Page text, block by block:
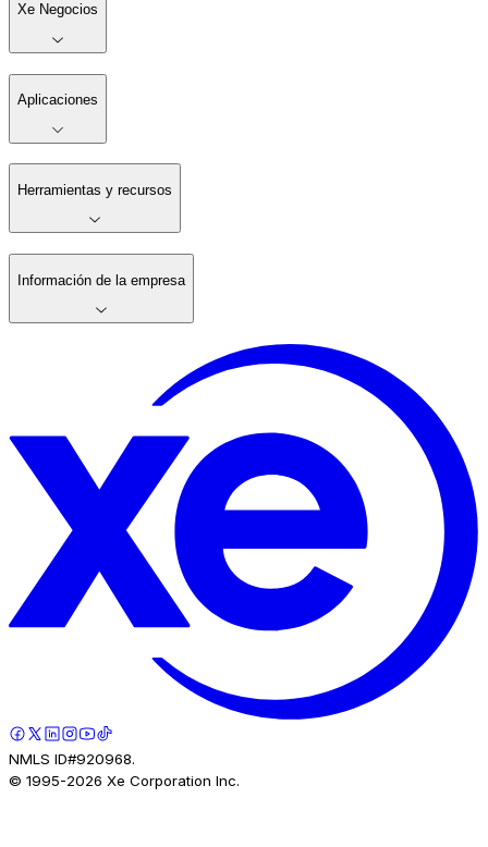
Xe Negocios
Aplicaciones
Herramientas y recursos
Información de la empresa
NMLS ID#920968.
© 1995-2026 Xe Corporation Inc.